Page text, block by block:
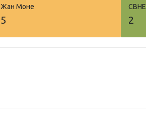
Жан Моне
5
СВНЕ
2